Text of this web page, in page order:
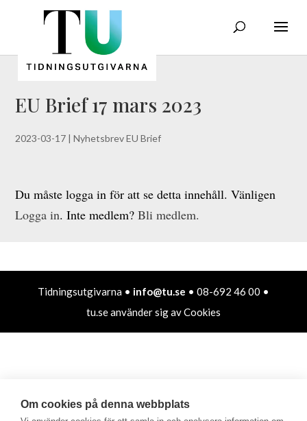
EU Brief 17 mars 2023
2023-03-17 |Nyhetsbrev EU Brief
Du måste logga in för att se detta innehåll. Vänligen
Logga in. Inte medlem?Bli medlem.
Tidningsutgivarna • info@tu.se • 08-692 46 00 •
tu.se använder sig av Cookies
Om cookies på denna webbplats